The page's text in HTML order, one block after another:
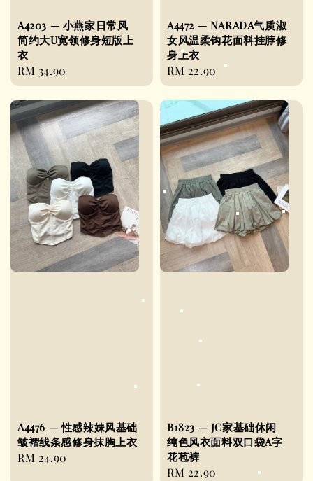
A4203 — 小燕家日常风
简约大U宽领修身短版上
衣
Regular
price
RM 34.90
A4472 — NARADA气质淑
女风温柔钩花面料挂脖修
身上衣
Regular
price
RM 22.90
A4476 — 性感辣妹风基础
皱褶线条感修身抹胸上衣
Regular
RM 24.90
B1823 — JC家基础休闲
纯色风衣面料双口袋A字
花苞裤
Regular
RM 22.90